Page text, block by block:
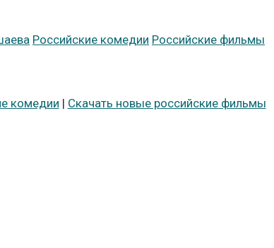
Российские комедии Российские фильмы
комедии | Скачать новые российские фильмы